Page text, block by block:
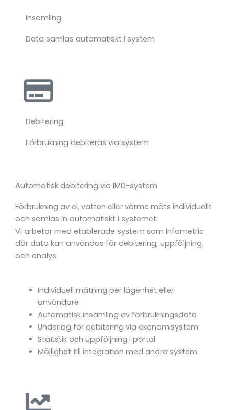
Insamling
Data samlas automatiskt i system
Debitering
Förbrukning debiteras via system
Automatisk debitering via IMD-system
Förbrukning av el, vatten eller värme mäts individuellt
och samlas in automatiskt i systemet.
Vi arbetar med etablerade system som Infometric
där data kan användas för debitering, uppföljning
och analys.
Individuell mätning per lägenhet eller
användare
Automatisk insamling av förbrukningsdata
Underlag för debitering via ekonomisystem
Statistik och uppföljning i portal
Möjlighet till integration med andra system